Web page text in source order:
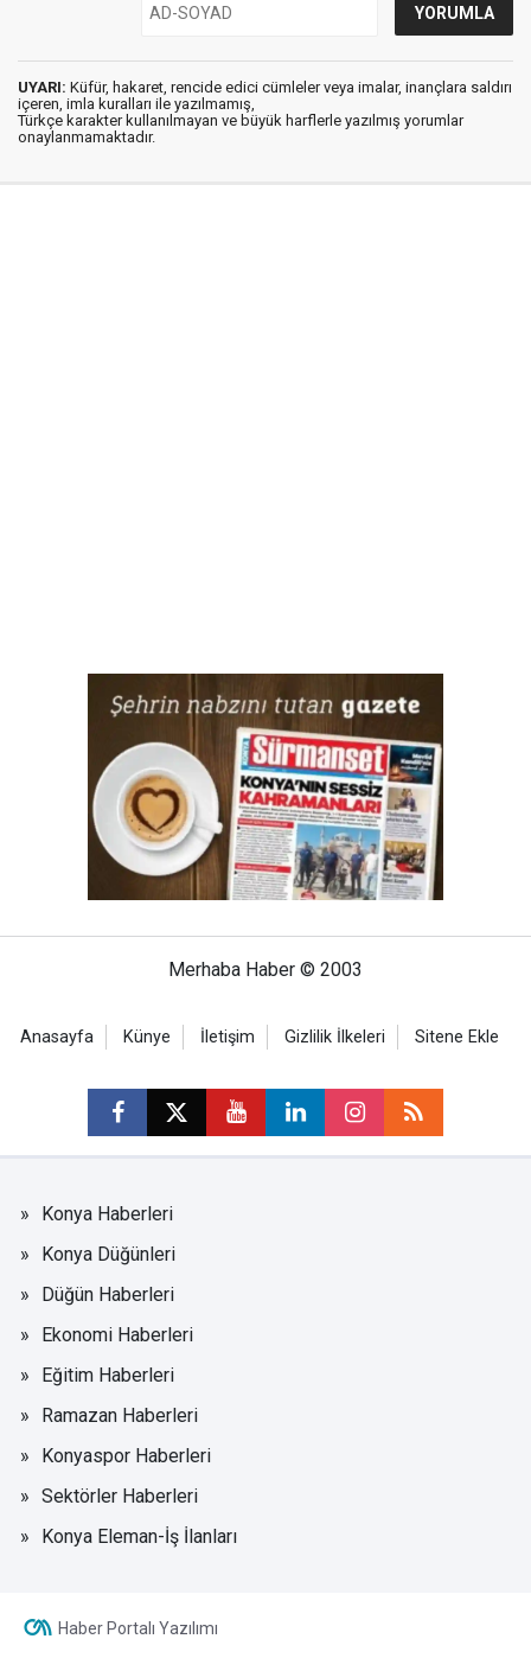
UYARI: Küfür, hakaret, rencide edici cümleler veya imalar, inançlara saldırı
içeren, imla kuralları ile yazılmamış,
Türkçe karakter kullanılmayan ve büyük harflerle yazılmış yorumlar
onaylanmamaktadır.
Merhaba Haber © 2003
Anasayfa Künye İletişim Gizlilik İlkeleri Sitene Ekle
Konya Haberleri
Konya Düğünleri
Düğün Haberleri
Ekonomi Haberleri
Eğitim Haberleri
Ramazan Haberleri
Konyaspor Haberleri
Sektörler Haberleri
Konya Eleman-İş İlanları
Haber Portalı Yazılımı